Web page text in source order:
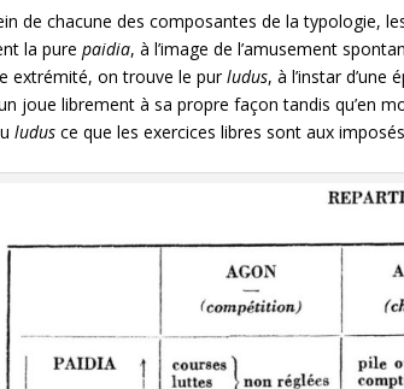
de chacune des composantes de la typologie,
la purepaidia, à l’image de l’amusement
extrémité, on trouve le purludus, à l’instar
joue librement à sa propre façon tandis qu’en
ludus ce que les exercices libres sont aux